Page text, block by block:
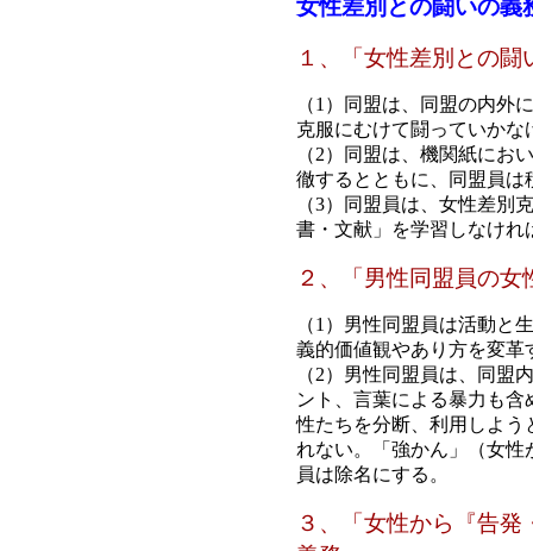
女性差別との闘いの義
１、「女性差別との闘
（1）同盟は、同盟の内外
克服にむけて闘っていかな
（2）同盟は、機関紙にお
徹するとともに、同盟員
（3）同盟員は、女性差別
書・文献」を学習しなけれ
２、「男性同盟員の
（1）男性同盟員は活動と
義的価値観やあり方を変革
（2）男性同盟員は、同盟
ント、言葉による暴力も
性たちを分断、利用しよ
れない。「強かん」（女
員は除名にする。
３、「女性から『告